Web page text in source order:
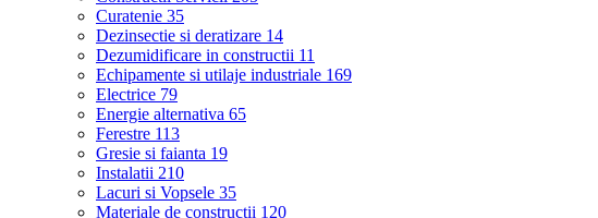
Curatenie 35
Dezinsectie si deratizare 14
Dezumidificare in constructii 11
Echipamente si utilaje industriale 169
Electrice 79
Energie alternativa 65
Ferestre 113
Gresie si faianta 19
Instalatii 210
Lacuri si Vopsele 35
Materiale de constructii 120